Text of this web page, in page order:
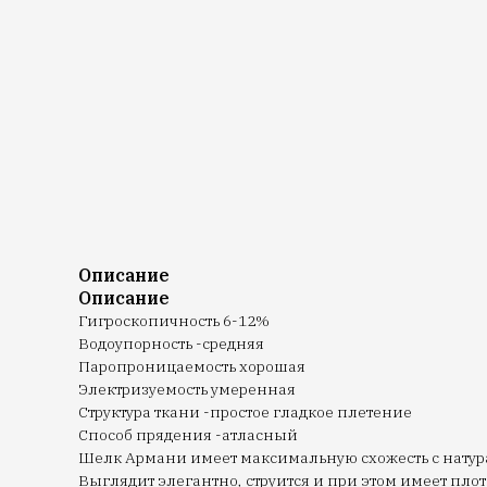
Описание
Описание
Гигроскопичность 6-12%
Водоупорность -средняя
Паропроницаемость хорошая
Электризуемость умеренная
Структура ткани -простое гладкое плетение
Способ прядения -атласный
Шелк Армани имеет максимальную схожесть с
Выглядит элегантно, струится и при этом имеет